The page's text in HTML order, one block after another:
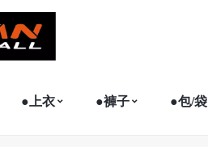
●上衣 ●褲子 ●包/袋